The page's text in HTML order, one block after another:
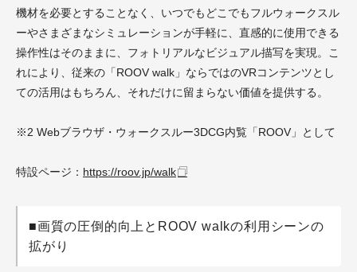
機材を必要とすることなく、いつでもどこでもフルウォークスル
ーやさまざまなシミュレーションが手軽に、直感的に使用できる
操作性はそのままに、フォトリアルなビジュアル描写を実現。こ
れにより、従来の「ROOV walk」ならではのVRコンテンツとし
ての活用はもちろん、それだけに留まらない価値を提供する。
※2 Webブラウザ・ウォークスルー3DCG内覧「ROOV」として
特設ページ： https://roov.jp/walk
■画質の圧倒的向上とROOV walkの利用シーンの
拡がり